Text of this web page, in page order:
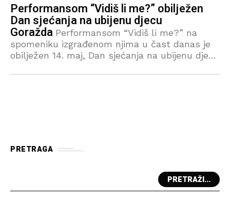
Performansom “Vidiš li me?” obilježen
Dan sjećanja na ubijenu djecu
Goražda Performansom “Vidiš li me?” na
spomeniku izgrađenom njima u čast danas je
obilježen 14. maj, Dan sjećanja na ubijenu djecu
osnovnih i
PRETRAGA
PRETRAŽI...